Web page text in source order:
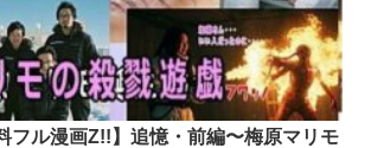
フル漫画Z!!】追憶・前編〜梅原マリモ